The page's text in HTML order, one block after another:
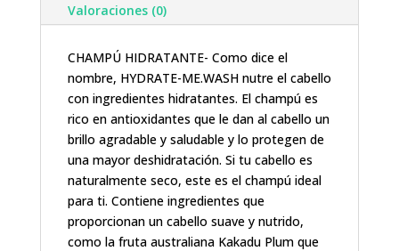
Valoraciones (0)
CHAMPÚ HIDRATANTE- Como dice el
nombre, HYDRATE-ME.WASH nutre el cabello
con ingredientes hidratantes. El champú es
rico en antioxidantes que le dan al cabello un
brillo agradable y saludable y lo protegen de
una mayor deshidratación. Si tu cabello es
naturalmente seco, este es el champú ideal
para ti. Contiene ingredientes que
proporcionan un cabello suave y nutrido,
como la fruta australiana Kakadu Plum que